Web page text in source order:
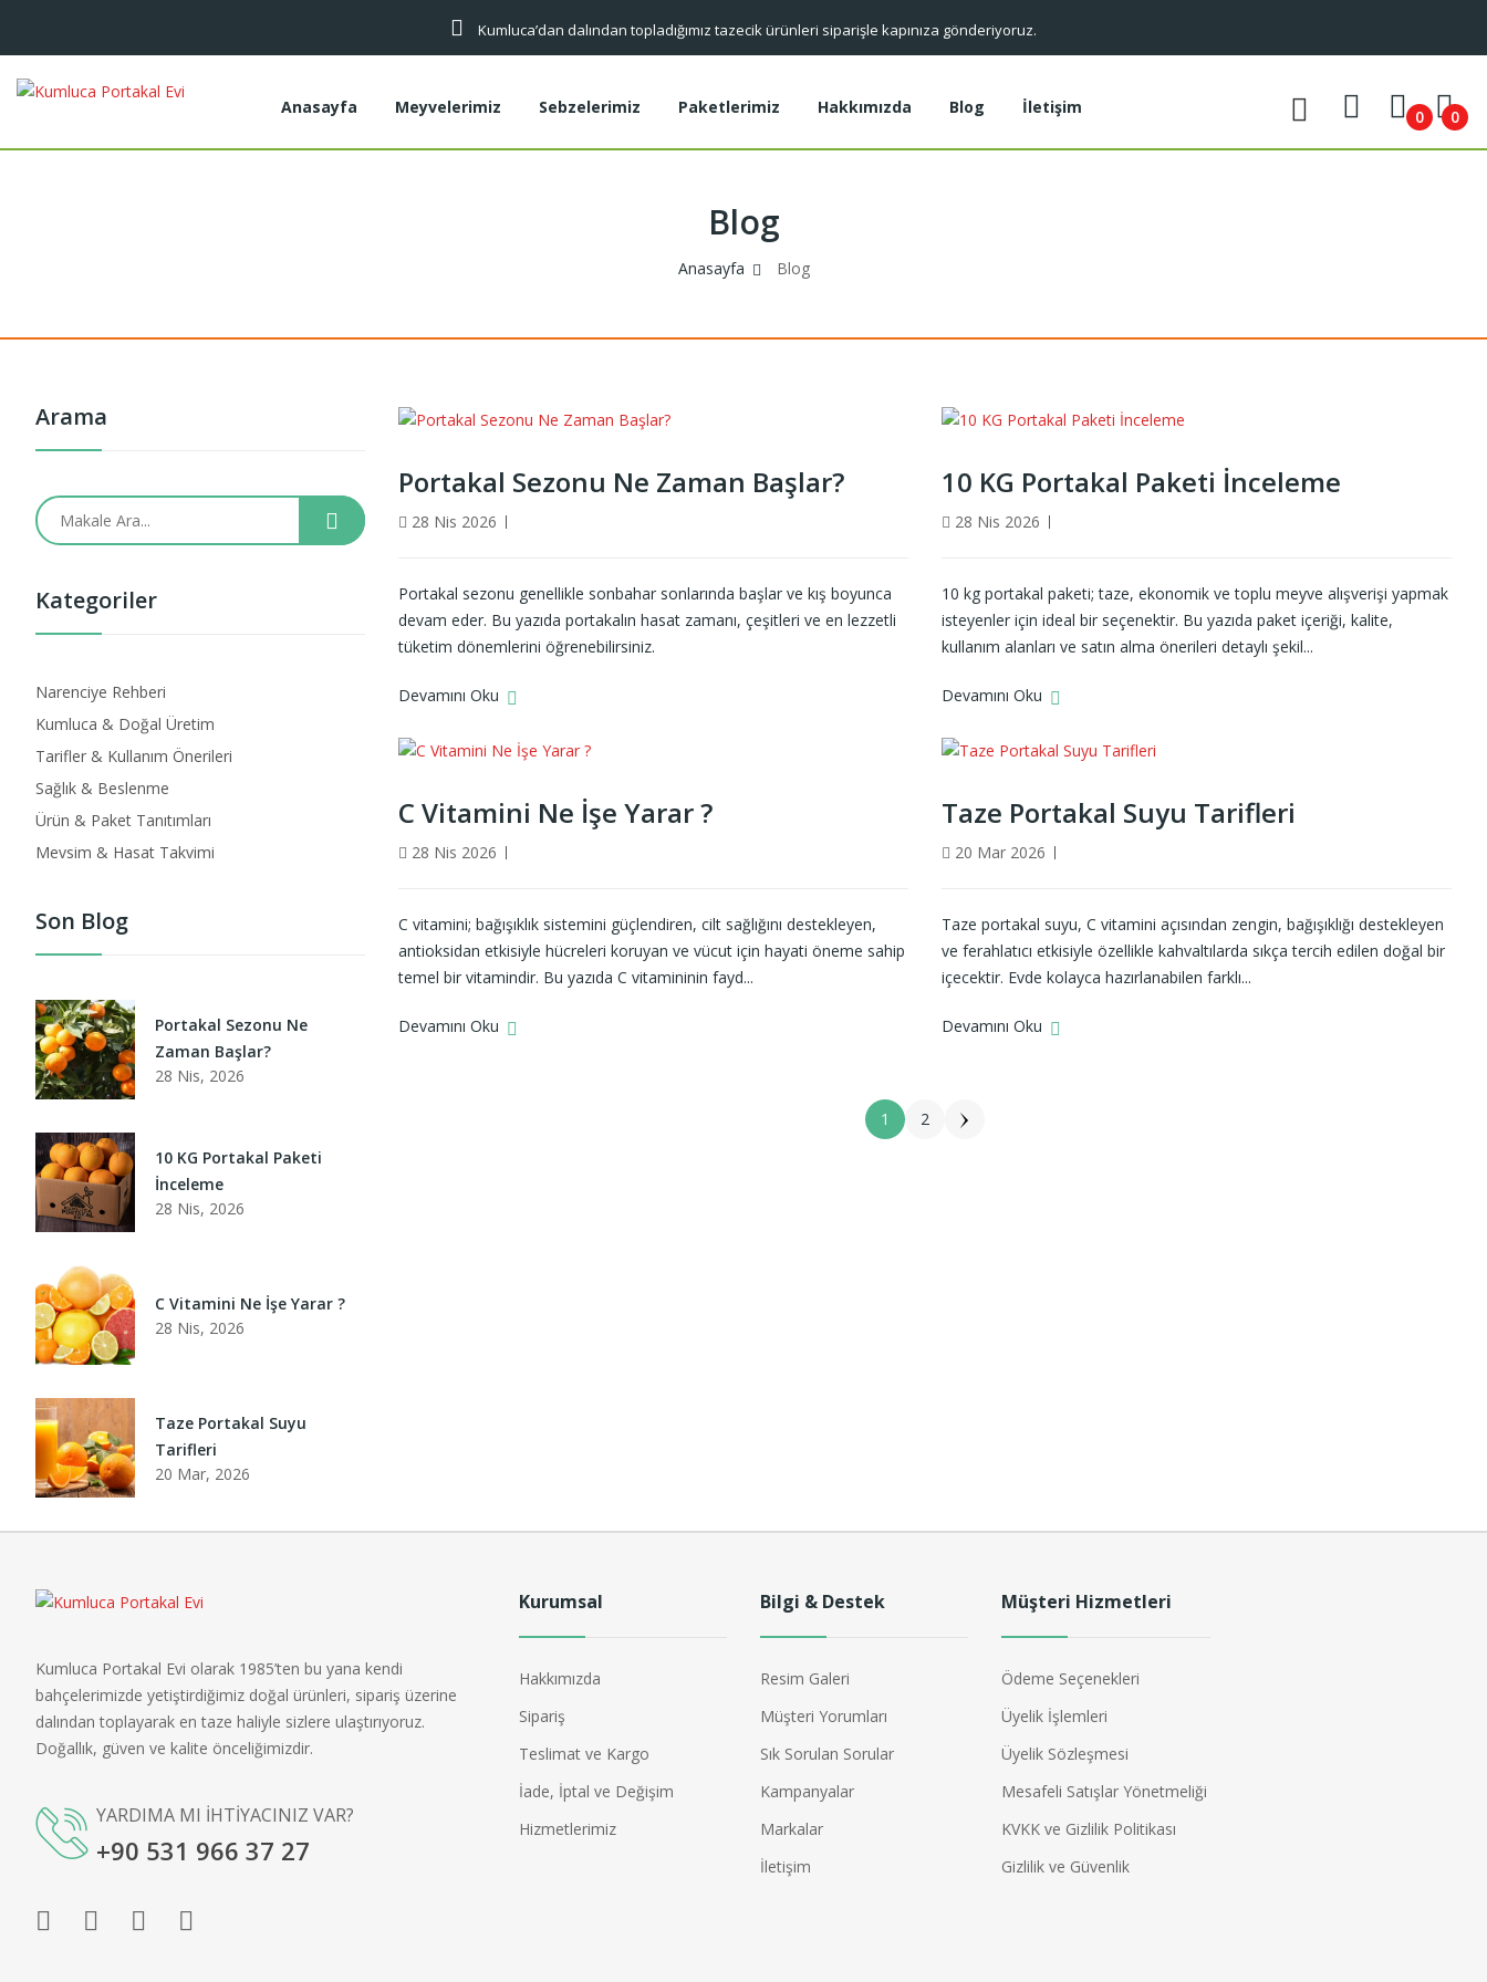
Kumluca’dan dalından topladığımız tazecik ürünleri siparişle kapınıza gönderiyoruz.
Anasayfa Meyvelerimiz Sebzelerimiz Paketlerimiz Hakkımızda Blog İletişim 0 0
Blog
Anasayfa Blog
Portakal Sezonu Ne Zaman Başlar?
28 Nis 2026
Portakal sezonu genellikle sonbahar sonlarında başlar ve kış boyunca
devam eder. Bu yazıda portakalın hasat zamanı, çeşitleri ve en lezzetli
tüketim dönemlerini öğrenebilirsiniz.
Devamını Oku
10 KG Portakal Paketi İnceleme
28 Nis 2026
10 kg portakal paketi; taze, ekonomik ve toplu meyve alışverişi yapmak
isteyenler için ideal bir seçenektir. Bu yazıda paket içeriği, kalite,
kullanım alanları ve satın alma önerileri detaylı şekil...
Devamını Oku
C Vitamini Ne İşe Yarar ?
28 Nis 2026
C vitamini; bağışıklık sistemini güçlendiren, cilt sağlığını destekleyen,
antioksidan etkisiyle hücreleri koruyan ve vücut için hayati öneme sahip
temel bir vitamindir. Bu yazıda C vitamininin fayd...
Devamını Oku
Taze Portakal Suyu Tarifleri
20 Mar 2026
Taze portakal suyu, C vitamini açısından zengin, bağışıklığı destekleyen
ve ferahlatıcı etkisiyle özellikle kahvaltılarda sıkça tercih edilen doğal bir
içecektir. Evde kolayca hazırlanabilen farklı...
Devamını Oku
1 2
Arama
Kategoriler
Narenciye Rehberi
Kumluca & Doğal Üretim
Tarifler & Kullanım Önerileri
Sağlık & Beslenme
Ürün & Paket Tanıtımları
Mevsim & Hasat Takvimi
Son Blog
Portakal Sezonu Ne
Zaman Başlar?
28 Nis, 2026
10 KG Portakal Paketi
İnceleme
28 Nis, 2026
C Vitamini Ne İşe Yarar ?
28 Nis, 2026
Taze Portakal Suyu
Tarifleri
20 Mar, 2026
Kumluca Portakal Evi olarak 1985’ten bu yana kendi
bahçelerimizde yetiştirdiğimiz doğal ürünleri, sipariş üzerine
dalından toplayarak en taze haliyle sizlere ulaştırıyoruz.
Doğallık, güven ve kalite önceliğimizdir.
YARDIMA MI İHTİYACINIZ VAR?
+90 531 966 37 27
Kurumsal
Hakkımızda
Sipariş
Teslimat ve Kargo
İade, İptal ve Değişim
Hizmetlerimiz
Bilgi & Destek
Resim Galeri
Müşteri Yorumları
Sık Sorulan Sorular
Kampanyalar
Markalar
İletişim
Müşteri Hizmetleri
Ödeme Seçenekleri
Üyelik İşlemleri
Üyelik Sözleşmesi
Mesafeli Satışlar Yönetmeliği
KVKK ve Gizlilik Politikası
Gizlilik ve Güvenlik